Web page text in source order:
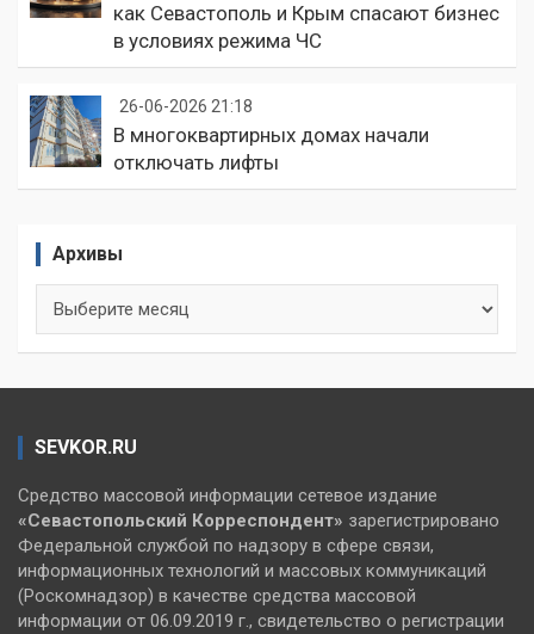
как Севастополь и Крым спасают бизнес
в условиях режима ЧС
26-06-2026 21:18
В многоквартирных домах начали
отключать лифты
Архивы
SEVKOR.RU
Средство массовой информации сетевое издание
«Севастопольский Корреспондент» зарегистрировано
Федеральной службой по надзору в сфере связи,
информационных технологий и массовых коммуникаций
(Роскомнадзор) в качестве средства массовой
информации от 06.09.2019 г., свидетельство о регистрации